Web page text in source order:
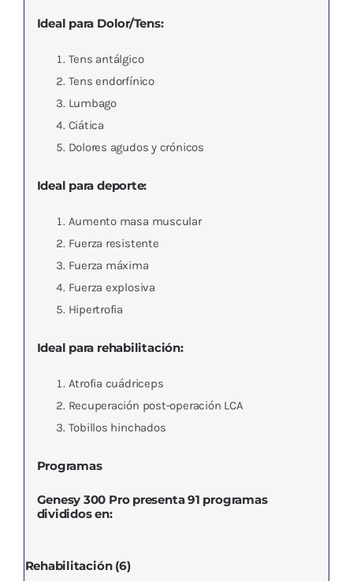
Ideal para Dolor/Tens:
Tens antálgico
Tens endorfínico
Lumbago
Ciática
Dolores agudos y crónicos
Ideal para deporte:
Aumento masa muscular
Fuerza resistente
Fuerza máxima
Fuerza explosiva
Hipertrofia
Ideal para rehabilitación:
Atrofia cuádriceps
Recuperación post-operación LCA
Tobillos hinchados
Programas
Genesy 300 Pro presenta 91 programas
divididos en:
Rehabilitación (6)